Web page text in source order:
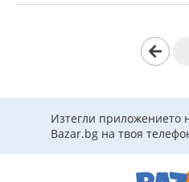
Изтегли приложението
Bazar.bg на твоя